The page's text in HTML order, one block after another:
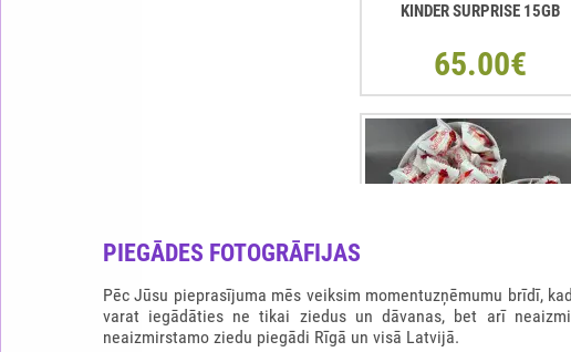
KINDER SURPRISE 15GB
65.00€
PIEGĀDES FOTOGRĀFIJAS
Pēc Jūsu pieprasījuma mēs veiksim momentuzņēmumu brīdī,
varat iegādāties ne tikai ziedus un dāvanas, bet arī
neaizmirstamo ziedu piegādi Rīgā un visā Latvijā.